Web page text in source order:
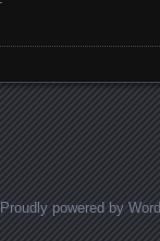
Proudly powered by